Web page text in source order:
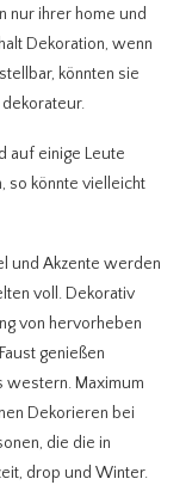
nur ihrer home und
Dekoration, wenn
könnten sie
auf einige Leute
so könnte vielleicht
und Akzente werden
voll. Dekorativ
von hervorheben
genießen
western. Maximum
Dekorieren bei
die die in
drop und Winter.